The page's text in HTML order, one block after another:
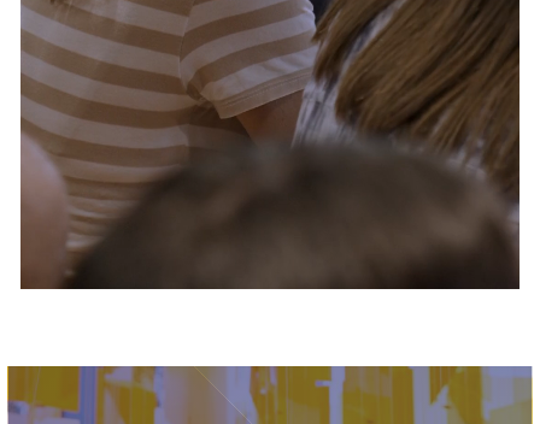
Servizi e accessibilità
Contatti
FAQ
Biglietti
Immagine